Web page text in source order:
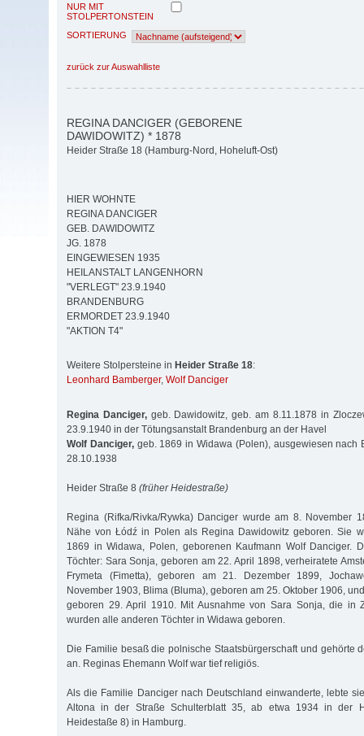
NUR MIT
STOLPERTONSTEIN
SORTIERUNG
zurück zur Auswahlliste
REGINA DANCIGER (GEBORENE
DAWIDOWITZ) * 1878
Heider Straße 18 (Hamburg-Nord, Hoheluft-Ost)
HIER WOHNTE
REGINA DANCIGER
GEB. DAWIDOWITZ
JG. 1878
EINGEWIESEN 1935
HEILANSTALT LANGENHORN
"VERLEGT" 23.9.1940
BRANDENBURG
ERMORDET 23.9.1940
"AKTION T4"
Weitere Stolpersteine in Heider Straße 18:
Leonhard Bamberger, Wolf Danciger
Regina Danciger,geb. Dawidowitz, geb. am 8.11.1878 in
23.9.1940 in der Tötungsanstalt Brandenburg an der Havel
Wolf Danciger,geb. 1869 in Widawa (Polen), ausgewiesen nach
28.10.1938
Heider Straße 8 (früher Heidestraße)
Regina (Rifka/Rivka/Rywka) Danciger wurde am 8. November
Nähe von Łódź in Polen als Regina Dawidowitz geboren. Sie
1869 in Widawa, Polen, geborenen Kaufmann Wolf Danciger.
Töchter: Sara Sonja, geboren am 22. April 1898, verheiratete
Frymeta (Fimetta), geboren am 21. Dezember 1899,
November 1903, Blima (Bluma), geboren am 25. Oktober 1906,
geboren 29. April 1910. Mit Ausnahme von Sara Sonja, die in
wurden alle anderen Töchter in Widawa geboren.
Die Familie besaß die polnische Staatsbürgerschaft und gehörte
an. Reginas Ehemann Wolf war tief religiös.
Als die Familie Danciger nach Deutschland einwanderte, lebte
Altona in der Straße Schulterblatt 35, ab etwa 1934 in der
Heidestaße 8) in Hamburg.